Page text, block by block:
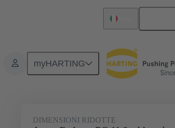
myHARTING
Pressacavi 09 00 000 5061
DIMENSIONI RIDOTTE